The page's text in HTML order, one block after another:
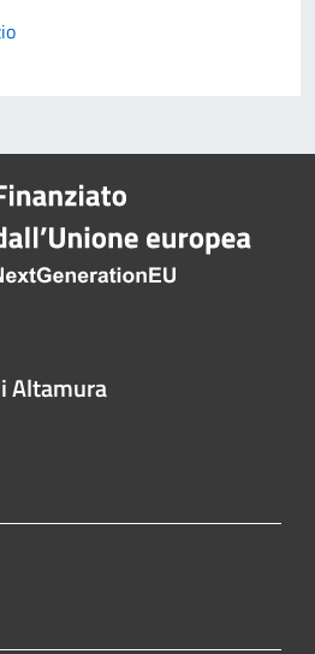
Altamura